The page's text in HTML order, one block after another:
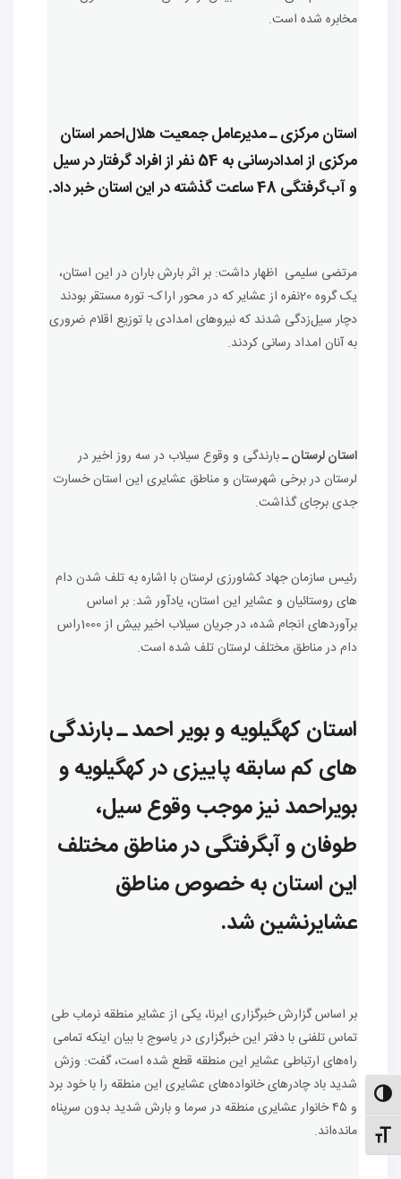
حالت کنتراست بالا
تنظیم اندازهٔ فونت
مخابره شده است.
استان مرکزی ـ مدیرعامل جمعیت هلال‌احمر استان
مرکزی از امدادرسانی به 54 نفر از افراد گرفتار در سیل
و آب‌گرفتگی 48 ساعت گذشته در این استان خبر داد.
مرتضی سلیمی اظهار داشت: بر اثر بارش باران در این استان،
یک گروه 20نفره از عشایر که در محور اراک- توره مستقر بودند
دچار سیل‌زدگی شدند که نیروهای امدادی با توزیع اقلام ضروری
به آنان امداد رسانی کردند.
استان لرستان ـبارندگی و وقوع سیلاب در سه روز اخیر در
لرستان در برخی شهرستان و مناطق عشایری این استان خسارت
جدی برجای گذاشت.
رئیس سازمان جهاد کشاورزی لرستان با اشاره به تلف شدن دام
های روستائیان و عشایر این استان، یادآور شد: بر اساس
برآوردهای انجام شده، در جریان سیلاب اخیر بیش از 1000راس
دام در مناطق مختلف لرستان تلف شده است.
استان کهگیلویه و بویر احمد ـ بارندگی
های کم سابقه پاییزی در کهگیلویه و
بویراحمد نیز موجب وقوع سیل،
طوفان و آبگرفتگی در مناطق مختلف
این استان به خصوص مناطق
عشایرنشین شد.
بر اساس گزارش خبرگزاری ایرنا، یکی از عشایر منطقه نرماب طی
تماس تلفنی با دفتر این خبرگزاری در یاسوج با بیان اینکه تمامی
راه‌های ارتباطی عشایر این منطقه قطع شده است، گفت: وزش
شدید باد چادرهای خانواده‌های عشایری این منطقه را با خود برد
و ۴۵ خانوار عشایری منطقه در سرما و بارش شدید بدون سرپناه
مانده‌اند.